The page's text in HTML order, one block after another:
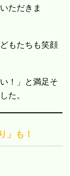
ただきま
もたちも笑顔
！」と満足そ
た。
」も！